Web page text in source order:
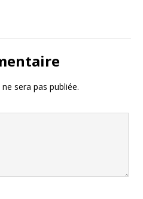
sera pas publiée.